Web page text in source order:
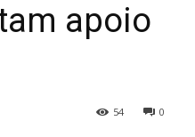
apoio
0
54